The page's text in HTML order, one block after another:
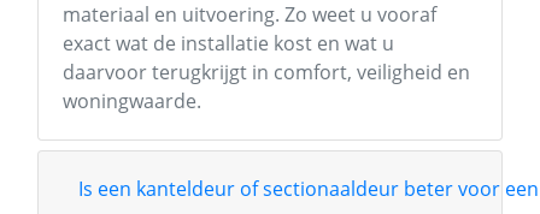
materiaal en uitvoering. Zo weet u vooraf
exact wat de installatie kost en wat u
daarvoor terugkrijgt in comfort, veiligheid en
woningwaarde.
Is een kanteldeur of sectionaaldeur beter voor